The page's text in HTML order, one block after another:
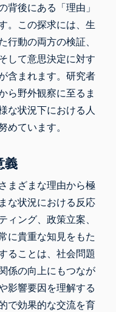
背後にある「理由」
。この探求には、生
行動の両方の検証、
して意思決定に対す
含まれます。研究者
ら野外観察に至るま
な状況下における人
めています。
義
まざまな理由から極
な状況における反応
ィング、政策立案、
に貴重な知見をもた
ることは、社会問題
係の向上にもつなが
影響要因を理解する
で効果的な交流を育